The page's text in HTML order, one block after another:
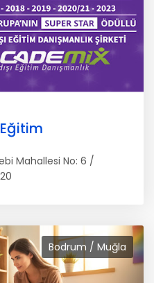
Mahallesi No: 6 /
Bodrum / Muğla